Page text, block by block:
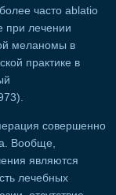
часто ablatio
при лечении
меланомы в
практике в
совершенно
Вообще,
являются
лечебных